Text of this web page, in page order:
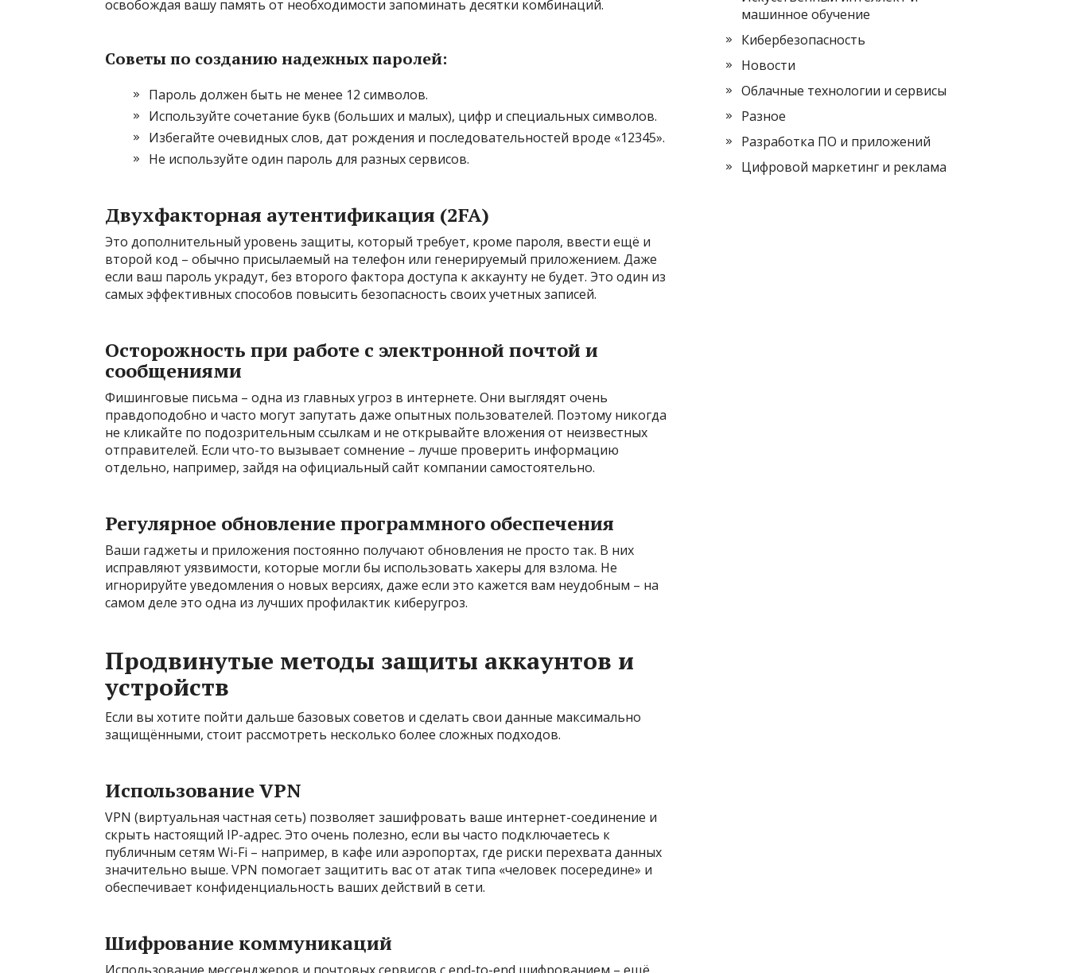
освобождая вашу память от необходимости запоминать десятки комбинаций.
Советы по созданию надежных паролей:
Пароль должен быть не менее 12 символов.
Используйте сочетание букв (больших и малых), цифр и специальных символов.
Избегайте очевидных слов, дат рождения и последовательностей вроде «12345».
Не используйте один пароль для разных сервисов.
Двухфакторная аутентификация (2FA)
Это дополнительный уровень защиты, который требует, кроме пароля, ввести ещё и
второй код – обычно присылаемый на телефон или генерируемый приложением. Даже
если ваш пароль украдут, без второго фактора доступа к аккаунту не будет. Это один из
самых эффективных способов повысить безопасность своих учетных записей.
Осторожность при работе с электронной почтой и
сообщениями
Фишинговые письма – одна из главных угроз в интернете. Они выглядят очень
правдоподобно и часто могут запутать даже опытных пользователей. Поэтому никогда
не кликайте по подозрительным ссылкам и не открывайте вложения от неизвестных
отправителей. Если что-то вызывает сомнение – лучше проверить информацию
отдельно, например, зайдя на официальный сайт компании самостоятельно.
Регулярное обновление программного обеспечения
Ваши гаджеты и приложения постоянно получают обновления не просто так. В них
исправляют уязвимости, которые могли бы использовать хакеры для взлома. Не
игнорируйте уведомления о новых версиях, даже если это кажется вам неудобным – на
самом деле это одна из лучших профилактик киберугроз.
Продвинутые методы защиты аккаунтов и
устройств
Если вы хотите пойти дальше базовых советов и сделать свои данные максимально
защищёнными, стоит рассмотреть несколько более сложных подходов.
Использование VPN
VPN (виртуальная частная сеть) позволяет зашифровать ваше интернет-соединение и
скрыть настоящий IP-адрес. Это очень полезно, если вы часто подключаетесь к
публичным сетям Wi-Fi – например, в кафе или аэропортах, где риски перехвата данных
значительно выше. VPN помогает защитить вас от атак типа «человек посередине» и
обеспечивает конфиденциальность ваших действий в сети.
Шифрование коммуникаций
машинное обучение
Кибербезопасность
Новости
Облачные технологии и сервисы
Разное
Разработка ПО и приложений
Цифровой маркетинг и реклама